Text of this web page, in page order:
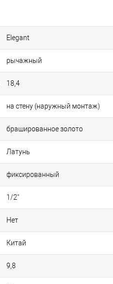
Elegant
рычажный
18,4
на стену (наружный монтаж)
брашированное золото
Латунь
фиксированный
1/2"
Нет
Китай
9,8